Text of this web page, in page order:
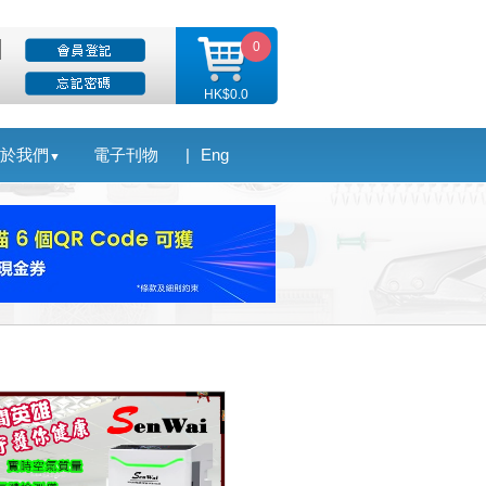
HK$0.0
0
我們 ▼ 電子刊物 Eng